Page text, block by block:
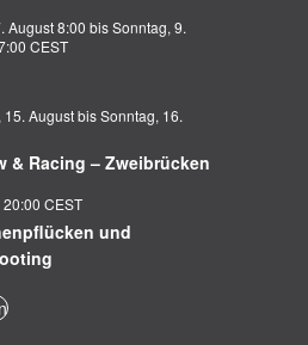
August 8:00 bisSonntag, 9.
CEST
15. AugustbisSonntag, 16.
& Racing – Zweibrücken
20:00 CEST
und